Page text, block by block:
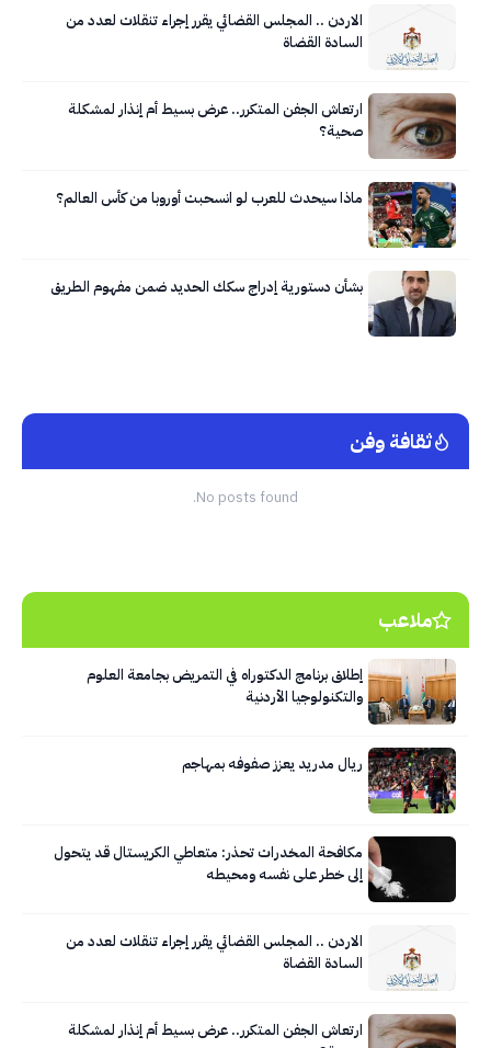
الاردن .. المجلس القضائي يقرر إجراء تنقلات لعدد من
السادة القضاة
ارتعاش الجفن المتكرر.. عرض بسيط أم إنذار لمشكلة
صحية؟
ماذا سيحدث للعرب لو انسحبت أوروبا من كأس العالم؟
بشأن دستورية إدراج سكك الحديد ضمن مفهوم الطريق
ثقافة وفن
No posts found.
ملاعب
إطلاق برنامج الدكتوراه في التمريض بجامعة العلوم
والتكنولوجيا الأردنية
ريال مدريد يعزز صفوفه بمهاجم
مكافحة المخدرات تحذر: متعاطي الكريستال قد يتحول
إلى خطر على نفسه ومحيطه
الاردن .. المجلس القضائي يقرر إجراء تنقلات لعدد من
السادة القضاة
ارتعاش الجفن المتكرر.. عرض بسيط أم إنذار لمشكلة